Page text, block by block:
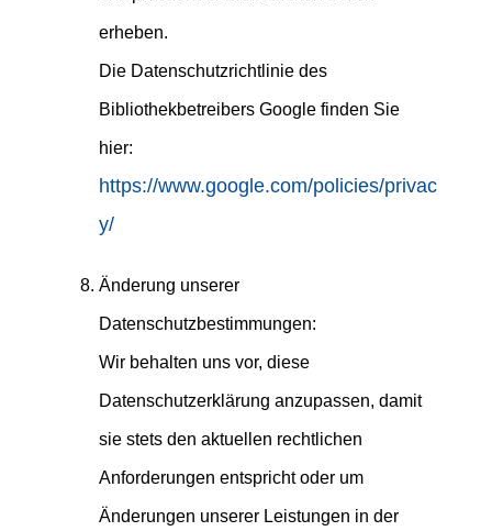
erheben.
Die Datenschutzrichtlinie des
Bibliothekbetreibers Google finden Sie
hier:
https://www.google.com/policies/privac
y/
Änderung unserer
Datenschutzbestimmungen:
Wir behalten uns vor, diese
Datenschutzerklärung anzupassen, damit
sie stets den aktuellen rechtlichen
Anforderungen entspricht oder um
Änderungen unserer Leistungen in der